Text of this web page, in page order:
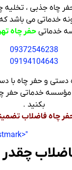
چاه جذبی ، تخلیه
خدماتی می باشد
خدماتی حفر چاه
09372546238
09194104643
و حفر چاه با
مؤسسه خدماتی حفر
بکنید .
چاه فاضلاب